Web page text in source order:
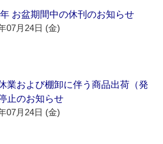
お盆期間中の休刊のお知らせ
07月24日 (金)
業および棚卸に伴う商品出荷（発
止のお知らせ
07月24日 (金)